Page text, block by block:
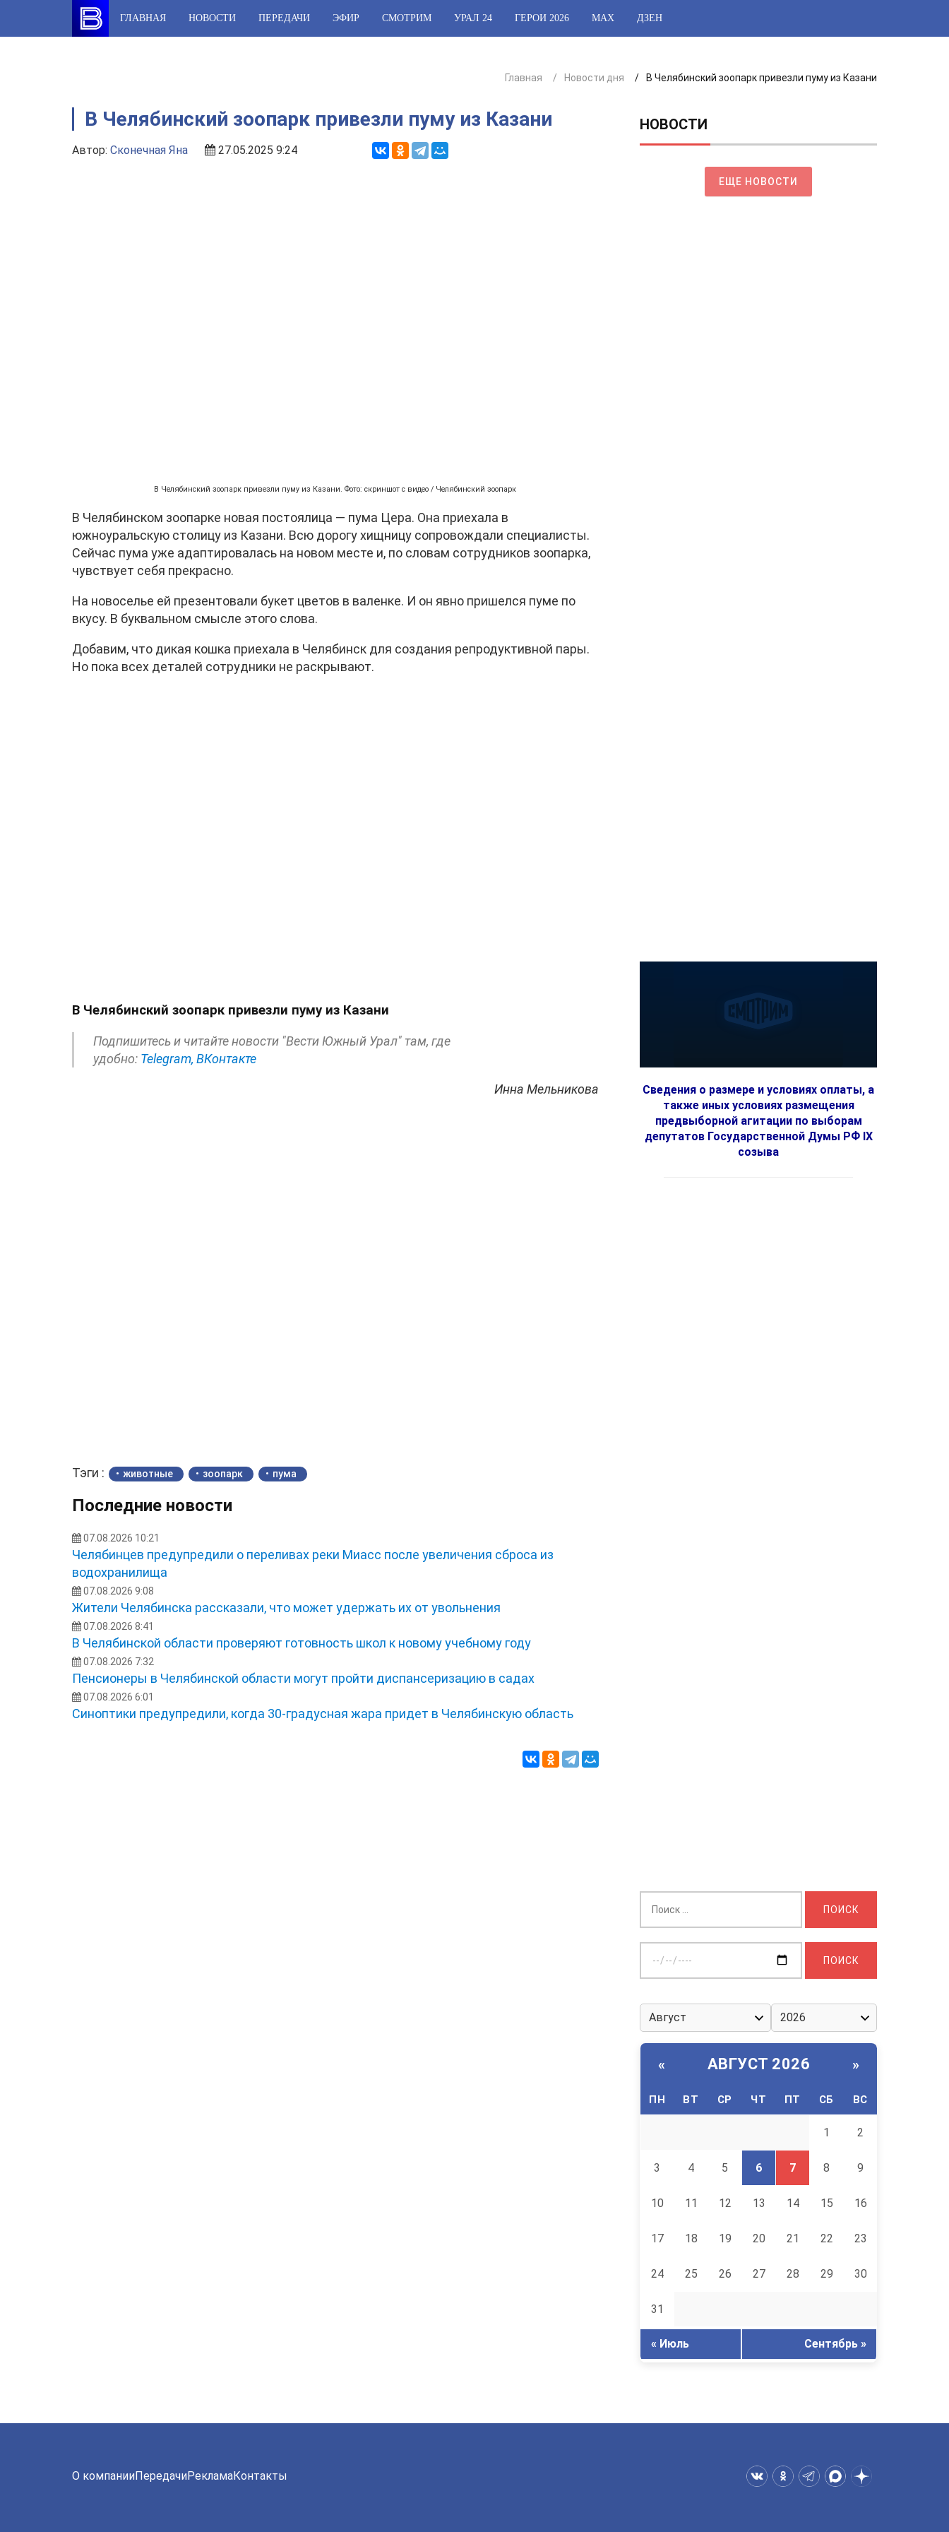
content
ГЛАВНАЯ НОВОСТИ ПЕРЕДАЧИ ЭФИР СМОТРИМ УРАЛ 24 ГЕРОИ 2026 МАХ ДЗЕН
Главная Новости дня В Челябинский зоопарк привезли пуму из Казани
В Челябинский зоопарк привезли пуму из Казани
Автор: Сконечная Яна 27.05.2025 9:24
В Челябинский зоопарк привезли пуму из Казани. Фото: скриншот с видео / Челябинский зоопарк
В Челябинском зоопарке новая постоялица — пума Цера. Она приехала в
южноуральскую столицу из Казани. Всю дорогу хищницу сопровождали специалисты.
Сейчас пума уже адаптировалась на новом месте и, по словам сотрудников зоопарка,
чувствует себя прекрасно.
На новоселье ей презентовали букет цветов в валенке. И он явно пришелся пуме по
вкусу. В буквальном смысле этого слова.
Добавим, что дикая кошка приехала в Челябинск для создания репродуктивной пары.
Но пока всех деталей сотрудники не раскрывают.
В Челябинский зоопарк привезли пуму из Казани
Подпишитесь и читайте новости "Вести Южный Урал" там, где
удобно: Telegram, ВКонтакте
Инна Мельникова
Тэги : животные зоопарк пума
Последние новости
07.08.2026 10:21
Челябинцев предупредили о переливах реки Миасс после увеличения сброса из
водохранилища
07.08.2026 9:08
Жители Челябинска рассказали, что может удержать их от увольнения
07.08.2026 8:41
В Челябинской области проверяют готовность школ к новому учебному году
07.08.2026 7:32
Пенсионеры в Челябинской области могут пройти диспансеризацию в садах
07.08.2026 6:01
Синоптики предупредили, когда 30-градусная жара придет в Челябинскую область
НОВОСТИ
ЕЩЕ НОВОСТИ
Сведения о размере и условиях оплаты, а
также иных условиях размещения
предвыборной агитации по выборам
депутатов Государственной Думы РФ IX
созыва
дату:
« АВГУСТ 2026 »
ПН ВТ СР ЧТ ПТ СБ ВС
1 2
3 4 5 6 7 8 9
10 11 12 13 14 15 16
17 18 19 20 21 22 23
24 25 26 27 28 29 30
31
« Июль Сентябрь »
О компанииПередачиРекламаКонтакты